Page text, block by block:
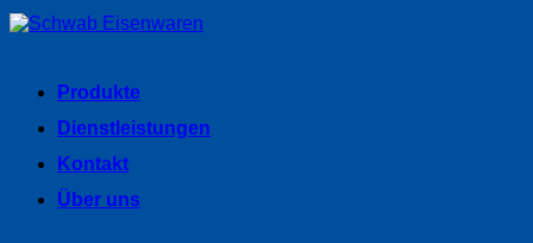
Produkte
Dienstleistungen
Kontakt
Über uns